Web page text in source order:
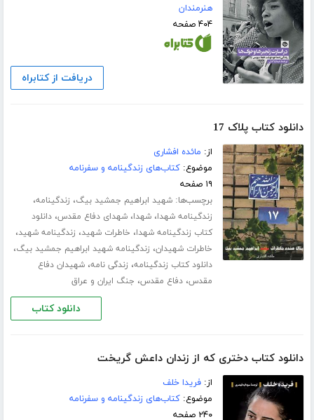
هنرمندان
۴۰۴ صفحه
دریافت از کتابراه
دانلود کتاب پلاک 17
از: مائده افشاری
موضوع:کتاب‌های زندگینامه و سفرنامه
۱۹ صفحه
برچسب‌ها:شهید ابراهیم جمشید بیگ، زندگینامه،
زندگینامه شهدا،شهدا،شهدای دفاع مقدس،دانلود
کتاب زندگینامه شهدا، خاطرات شهید، زندگینامه شهید،
خاطرات شهیدان، زندگینامه شهید ابراهیم جمشید بیگ،
دانلود کتاب زندگینامه، زندگی نامه،شهیدان دفاع
مقدس،دفاع مقدس، جنگ ایران و عراق
دانلود کتاب
دانلود کتاب دختری که از زندان داعش گریخت
از:فریدا خلف
موضوع:کتاب‌های زندگینامه و سفرنامه
۲۴۰ صفحه